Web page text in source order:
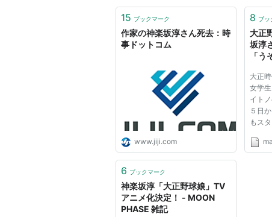
大正野球娘。―
神楽坂淳,小池
出版社/メーカー:徳
発売日:
2008/08/01
メディア:
クリック:
この商品を含むブロ
作者:神楽坂淳,鈴
出版社/メーカー:
15 ブックマーク
作家の神楽坂淳さん死去：時
事ドットコム
www.jiji.com
8 ブッ
大正
坂淳
「
聞)
大正
女学
イト
５日
もス
さん
た。
6 ブックマーク
神楽坂淳「大正野球娘」TV
アニメ化決定！ - MOON
PHASE 雑記